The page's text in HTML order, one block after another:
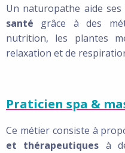
Un naturopathe aide
santé grâce à des
nutrition, les plantes
relaxation et de
Praticien spa &
Ce métier consiste à
et thérapeutiques à